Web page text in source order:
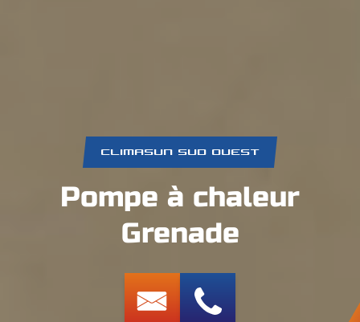
CLIMASUN SUD OUEST
Pompe à chaleur
Grenade